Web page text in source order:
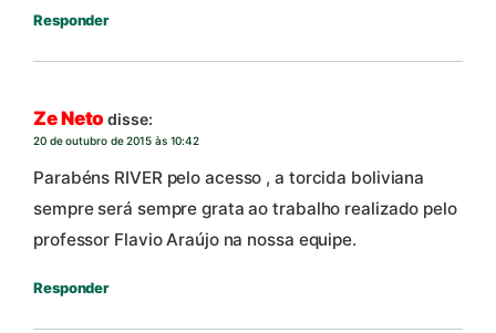
Responder
Ze Neto disse:
20 de outubro de 2015 às 10:42
Parabéns RIVER pelo acesso , a torcida boliviana
sempre será sempre grata ao trabalho realizado pelo
professor Flavio Araújo na nossa equipe.
Responder